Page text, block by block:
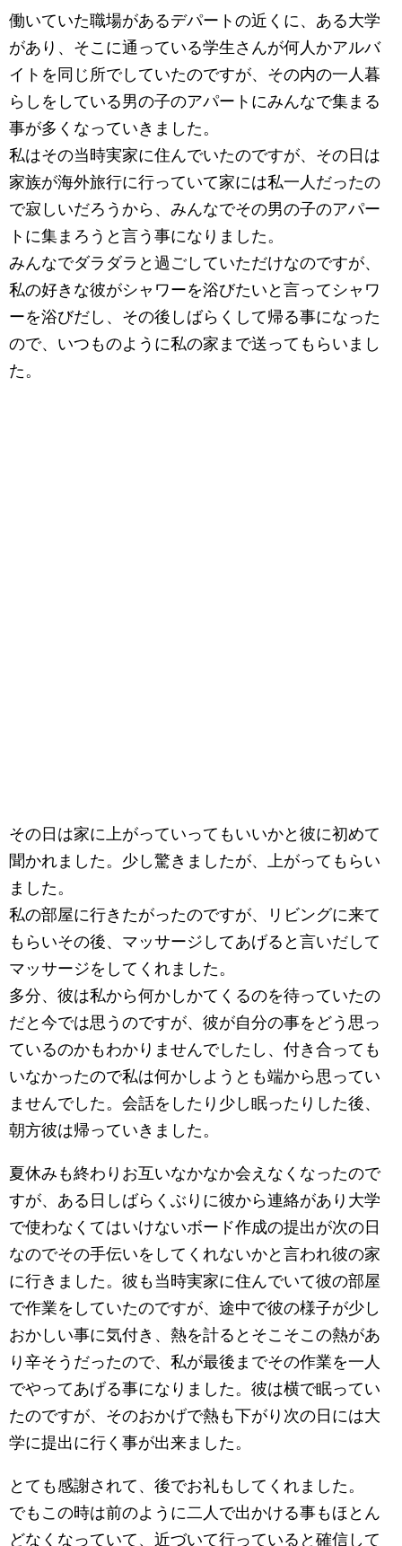
働いていた職場があるデパートの近くに、ある大学
があり、そこに通っている学生さんが何人かアルバ
イトを同じ所でしていたのですが、その内の一人暮
らしをしている男の子のアパートにみんなで集まる
事が多くなっていきました。
私はその当時実家に住んでいたのですが、その日は
家族が海外旅行に行っていて家には私一人だったの
で寂しいだろうから、みんなでその男の子のアパー
トに集まろうと言う事になりました。
みんなでダラダラと過ごしていただけなのですが、
私の好きな彼がシャワーを浴びたいと言ってシャワ
ーを浴びだし、その後しばらくして帰る事になった
ので、いつものように私の家まで送ってもらいまし
た。
その日は家に上がっていってもいいかと彼に初めて
聞かれました。少し驚きましたが、上がってもらい
ました。
私の部屋に行きたがったのですが、リビングに来て
もらいその後、マッサージしてあげると言いだして
マッサージをしてくれました。
多分、彼は私から何かしかてくるのを待っていたの
だと今では思うのですが、彼が自分の事をどう思っ
ているのかもわかりませんでしたし、付き合っても
いなかったので私は何かしようとも端から思ってい
ませんでした。会話をしたり少し眠ったりした後、
朝方彼は帰っていきました。
夏休みも終わりお互いなかなか会えなくなったので
すが、ある日しばらくぶりに彼から連絡があり大学
で使わなくてはいけないボード作成の提出が次の日
なのでその手伝いをしてくれないかと言われ彼の家
に行きました。彼も当時実家に住んでいて彼の部屋
で作業をしていたのですが、途中で彼の様子が少し
おかしい事に気付き、熱を計るとそこそこの熱があ
り辛そうだったので、私が最後までその作業を一人
でやってあげる事になりました。彼は横で眠ってい
たのですが、そのおかげで熱も下がり次の日には大
学に提出に行く事が出来ました。
とても感謝されて、後でお礼もしてくれました。
でもこの時は前のように二人で出かける事もほとん
どなくなっていて、近づいて行っていると確信して